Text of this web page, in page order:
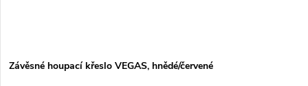
Závěsné houpací křeslo VEGAS, hnědé/červené